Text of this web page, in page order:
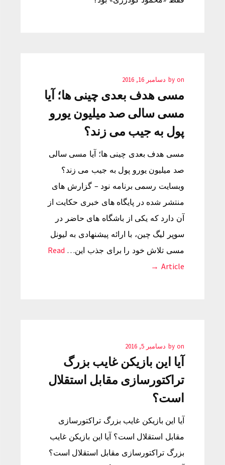
by on دسامبر 16, 2016
مسی هدف بعدی چینی ها؛ آیا
مسی سالی صد میلیون یورو
پول به جیب می زند؟
مسی هدف بعدی چینی ها؛ آیا مسی سالی
صد میلیون یورو پول به جیب می زند؟
وبسایت رسمی برنامه نود – گزارش های
منتشر شده در پایگاه های خبری حکایت از
آن دارد که یکی از باشگاه های حاضر در
سوپر لیگ چین، با ارائه پیشنهادی به لیونل
مسی تلاش خود را برای جذب این… Read
Article →
by on دسامبر 5, 2016
آیا این بازیکن غایب بزرگ
تراکتورسازی مقابل استقلال
است؟
آیا این بازیکن غایب بزرگ تراکتورسازی
مقابل استقلال است؟ آیا این بازیکن غایب
بزرگ تراکتورسازی مقابل استقلال است؟